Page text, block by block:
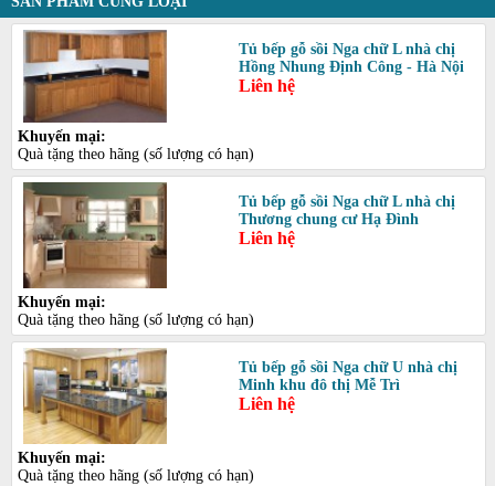
Tủ bếp gỗ sồi Nga chữ L nhà chị
Hồng Nhung Định Công - Hà Nội
Liên hệ
Khuyến mại:
Quà tặng theo hãng (số lượng có hạn)
Tủ bếp gỗ sồi Nga chữ L nhà chị
Thương chung cư Hạ Đình
Liên hệ
Khuyến mại:
Quà tặng theo hãng (số lượng có hạn)
Tủ bếp gỗ sồi Nga chữ U nhà chị
Minh khu đô thị Mễ Trì
Liên hệ
Khuyến mại:
Quà tặng theo hãng (số lượng có hạn)